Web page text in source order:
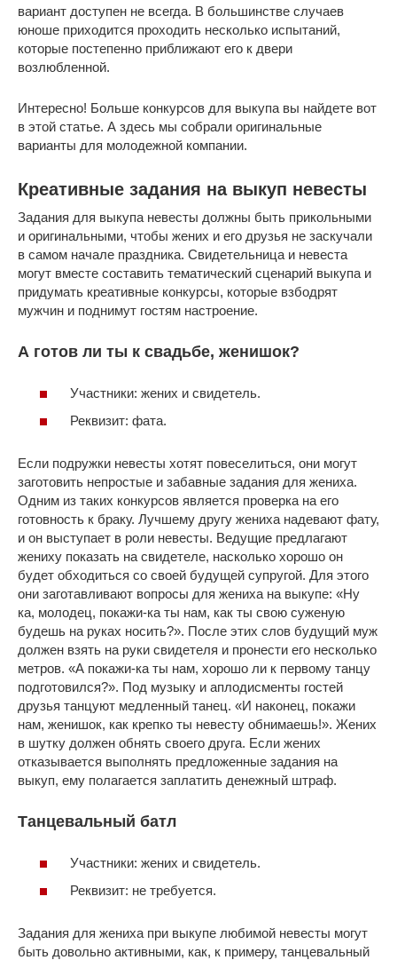
вариант доступен не всегда. В большинстве случаев
юноше приходится проходить несколько испытаний,
которые постепенно приближают его к двери
возлюбленной.
Интересно! Больше конкурсов для выкупа вы найдете вот
в этой статье. А здесь мы собрали оригинальные
варианты для молодежной компании.
Креативные задания на выкуп невесты
Задания для выкупа невесты должны быть прикольными
и оригинальными, чтобы жених и его друзья не заскучали
в самом начале праздника. Свидетельница и невеста
могут вместе составить тематический сценарий выкупа и
придумать креативные конкурсы, которые взбодрят
мужчин и поднимут гостям настроение.
А готов ли ты к свадьбе, женишок?
Участники: жених и свидетель.
Реквизит: фата.
Если подружки невесты хотят повеселиться, они могут
заготовить непростые и забавные задания для жениха.
Одним из таких конкурсов является проверка на его
готовность к браку. Лучшему другу жениха надевают фату,
и он выступает в роли невесты. Ведущие предлагают
жениху показать на свидетеле, насколько хорошо он
будет обходиться со своей будущей супругой. Для этого
они заготавливают вопросы для жениха на выкупе: «Ну
ка, молодец, покажи-ка ты нам, как ты свою суженую
будешь на руках носить?». После этих слов будущий муж
должен взять на руки свидетеля и пронести его несколько
метров. «А покажи-ка ты нам, хорошо ли к первому танцу
подготовился?». Под музыку и аплодисменты гостей
друзья танцуют медленный танец. «И наконец, покажи
нам, женишок, как крепко ты невесту обнимаешь!». Жених
в шутку должен обнять своего друга. Если жених
отказывается выполнять предложенные задания на
выкуп, ему полагается заплатить денежный штраф.
Танцевальный батл
Участники: жених и свидетель.
Реквизит: не требуется.
Задания для жениха при выкупе любимой невесты могут
быть довольно активными, как, к примеру, танцевальный